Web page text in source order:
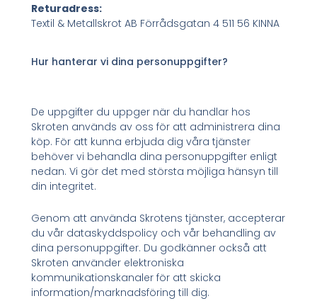
Returadress:
Textil & Metallskrot AB Förrådsgatan 4 511 56 KINNA
Hur hanterar vi dina personuppgifter?
De uppgifter du uppger när du handlar hos
Skroten används av oss för att administrera dina
köp. För att kunna erbjuda dig våra tjänster
behöver vi behandla dina personuppgifter enligt
nedan. Vi gör det med största möjliga hänsyn till
din integritet.
Genom att använda Skrotens tjänster, accepterar
du vår dataskyddspolicy och vår behandling av
dina personuppgifter. Du godkänner också att
Skroten använder elektroniska
kommunikationskanaler för att skicka
information/marknadsföring till dig.